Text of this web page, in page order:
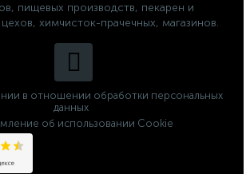
пищевых производств, пекарен и
химчисток-прачечных, магазинов.
в отношении обработки персональных
данных
об использовании Cookie